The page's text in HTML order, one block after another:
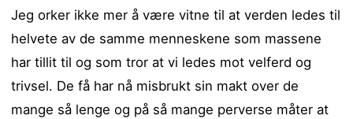
Jeg orker ikke mer å være vitne til at verden ledes til
helvete av de samme menneskene som massene
har tillit til og som tror at vi ledes mot velferd og
trivsel. De få har nå misbrukt sin makt over de
mange så lenge og på så mange perverse måter at